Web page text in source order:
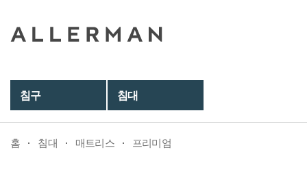
침구 침대
홈 침대 매트리스 프리미엄
더비